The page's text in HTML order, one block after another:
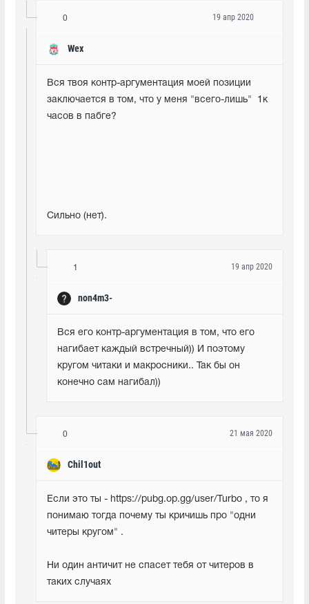
0
Wex
19 апр 2020
Вся твоя контр-аргументация моей позиции
заключается в том, что у меня "всего-лишь"  1к
часов в пабге?
Сильно (нет).
1
non4m3-
19 апр 2020
Вся его контр-аргументация в том, что его
нагибает каждый встречный)) И поэтому
кругом читаки и макросники.. Так бы он
конечно сам нагибал))
0
Chil1out
21 мая 2020
Если это ты - https://pubg.op.gg/user/Turbo , то я
понимаю тогда почему ты кричишь про "одни
читеры кругом" .
Ни один античит не спасет тебя от читеров в
таких случаях